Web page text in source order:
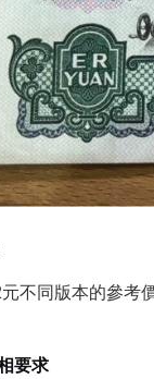
不同版本的參考
要求